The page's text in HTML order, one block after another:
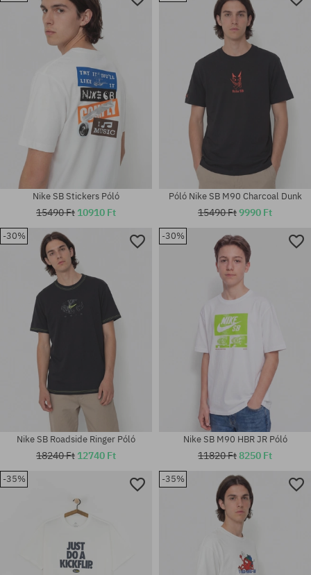
Elérhető méretek:
S; M; L; XL
Elérhető méretek:
Elérhető méretek:
Elérhető méretek:
Elérhető méretek:
Nike SB Stickers Póló
15490 Ft 10910 Ft
Elérhető méretek:
Póló Nike SB M90 Charcoal Dunk
15490 Ft9990 Ft
-30%
Nike SB Roadside Ringer Póló
18240 Ft 12740 Ft
-30%
Nike SB M90 HBR JR Póló
11820 Ft8250 Ft
-35% -35%